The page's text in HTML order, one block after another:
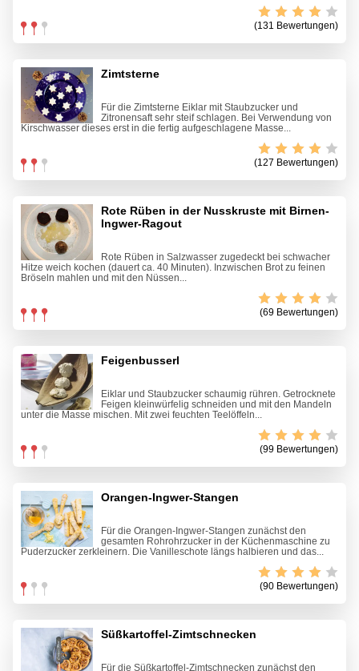
(131 Bewertungen)
Zimtsterne
Für die Zimtsterne Eiklar mit Staubzucker und
Zitronensaft sehr steif schlagen. Bei Verwendung von
Kirschwasser dieses erst in die fertig aufgeschlagene Masse...
(127 Bewertungen)
Rote Rüben in der Nusskruste mit Birnen-
Ingwer-Ragout
Rote Rüben in Salzwasser zugedeckt bei schwacher
Hitze weich kochen (dauert ca. 40 Minuten). Inzwischen Brot zu feinen
Bröseln mahlen und mit den Nüssen...
(69 Bewertungen)
Feigenbusserl
Eiklar und Staubzucker schaumig rühren. Getrocknete
Feigen kleinwürfelig schneiden und mit den Mandeln
unter die Masse mischen. Mit zwei feuchten Teelöffeln...
(99 Bewertungen)
Orangen-Ingwer-Stangen
Für die Orangen-Ingwer-Stangen zunächst den
gesamten Rohrohrzucker in der Küchenmaschine zu
Puderzucker zerkleinern. Die Vanilleschote längs halbieren und das...
(90 Bewertungen)
Süßkartoffel-Zimtschnecken
Für die Süßkartoffel-Zimtschnecken zunächst den